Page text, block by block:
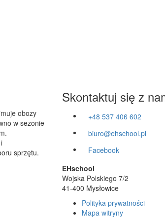
obozy
w sezonie
sprzętu.
Skontaktuj się z
+48 537 406 602
biuro@ehschool.pl
Facebook
EHschool
Wojska Polskiego 7/2
41-400 Mysłowice
Polityka prywatności
Mapa witryny